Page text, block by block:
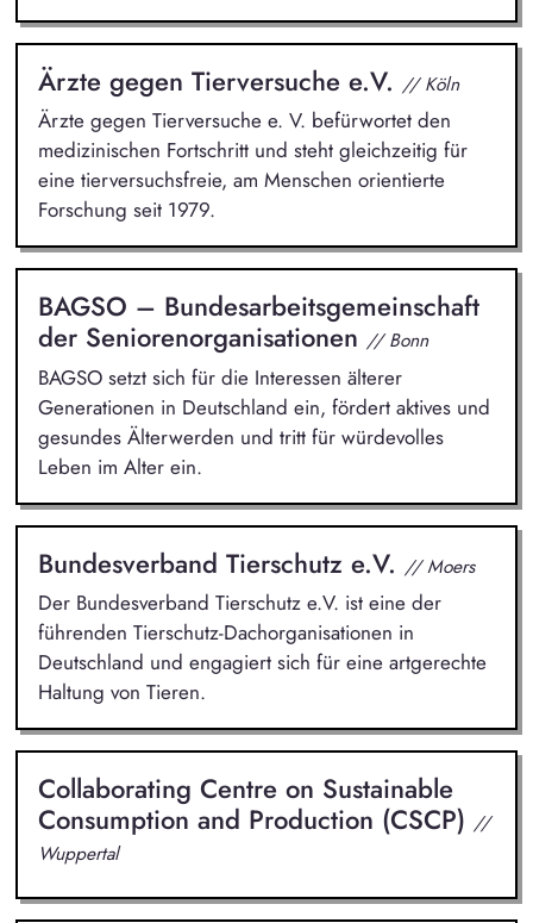
Ärzte gegen Tierversuche e.V. // Köln
Ärzte gegen Tierversuche e. V. befürwortet den
medizinischen Fortschritt und steht gleichzeitig für
eine tierversuchsfreie, am Menschen orientierte
Forschung seit 1979.
BAGSO – Bundesarbeitsgemeinschaft
der Seniorenorganisationen // Bonn
BAGSO setzt sich für die Interessen älterer
Generationen in Deutschland ein, fördert aktives und
gesundes Älterwerden und tritt für würdevolles
Leben im Alter ein.
Bundesverband Tierschutz e.V. // Moers
Der Bundesverband Tierschutz e.V. ist eine der
führenden Tierschutz-Dachorganisationen in
Deutschland und engagiert sich für eine artgerechte
Haltung von Tieren.
Collaborating Centre on Sustainable
Consumption and Production (CSCP) //
Wuppertal